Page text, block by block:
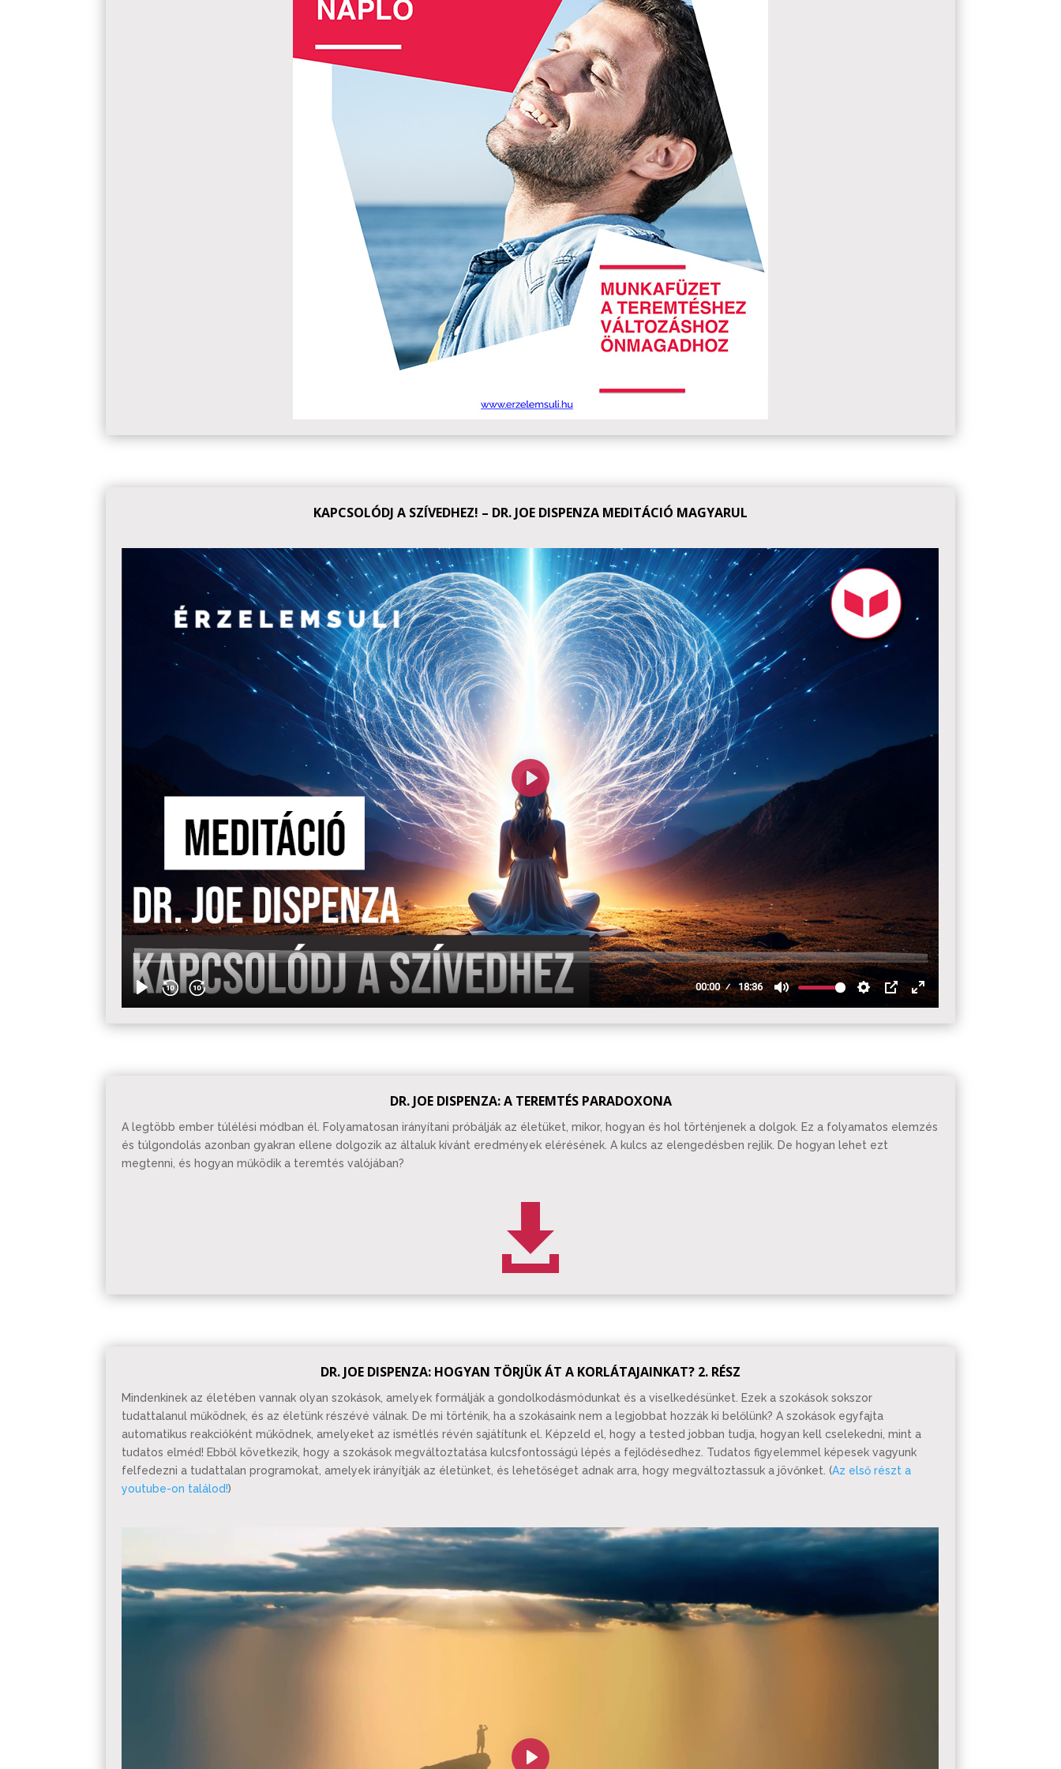
KAPCSOLÓDJ A SZÍVEDHEZ! – DR. JOE DISPENZA MEDITÁCIÓ MAGYARUL
DR. JOE DISPENZA: A TEREMTÉS PARADOXONA
A legtöbb ember túlélési módban él. Folyamatosan irányítani próbálják az életüket, mikor, hogyan és hol történjenek a dolgok. Ez a folyamatos elemzés
és túlgondolás azonban gyakran ellene dolgozik az általuk kívánt eredmények elérésének. A kulcs az elengedésben rejlik. De hogyan lehet ezt
megtenni, és hogyan működik a teremtés valójában?

DR. JOE DISPENZA: HOGYAN TÖRJÜK ÁT A KORLÁTAJAINKAT? 2. RÉSZ
Mindenkinek az életében vannak olyan szokások, amelyek formálják a gondolkodásmódunkat és a viselkedésünket. Ezek a szokások sokszor
tudattalanul működnek, és az életünk részévé válnak. De mi történik, ha a szokásaink nem a legjobbat hozzák ki belőlünk? A szokások egyfajta
automatikus reakcióként működnek, amelyeket az ismétlés révén sajátítunk el. Képzeld el, hogy a tested jobban tudja, hogyan kell cselekedni, mint a
tudatos elméd! Ebből következik, hogy a szokások megváltoztatása kulcsfontosságú lépés a fejlődésedhez. Tudatos figyelemmel képesek vagyunk
felfedezni a tudattalan programokat, amelyek irányítják az életünket, és lehetőséget adnak arra, hogy megváltoztassuk a jövőnket. (Az első részt a
youtube-on találod!)